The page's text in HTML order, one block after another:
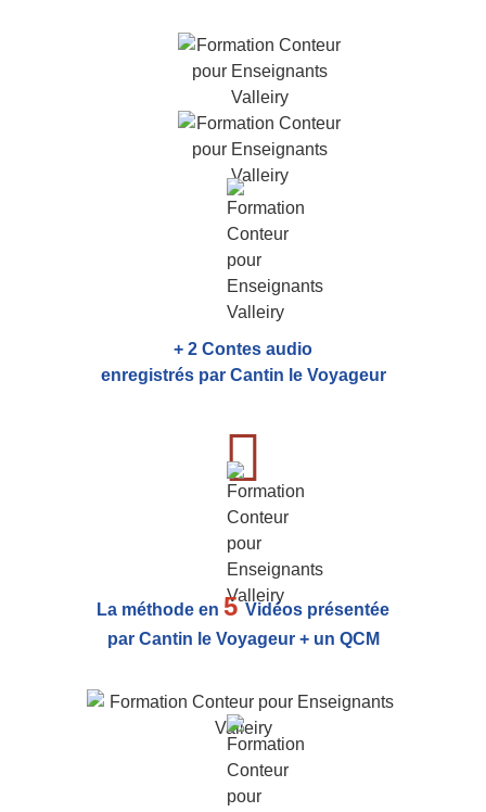
+ 2 Contes audio
enregistrés par Cantin le Voyageur
La méthode en 5Vidéos présentée
par Cantin le Voyageur + un QCM